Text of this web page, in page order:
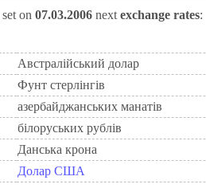
set on 07.03.2006 next exchange rates:
Австралійський долар
Фунт стерлінгів
азербайджанських манатів
білоруських рублів
Данська крона
Долар США